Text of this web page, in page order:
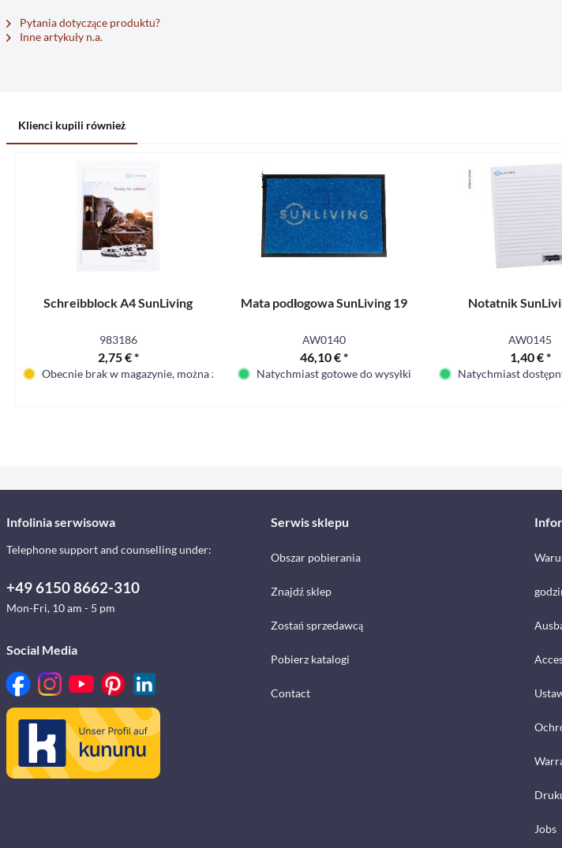
Pytania dotyczące produktu?
Inne artykuły n.a.
Klienci kupili również
Schreibblock A4 SunLiving
983186
2,75 € *
Obecnie brak w magazynie, można zamówić
Mata podłogowa SunLiving 19
AW0140
46,10 € *
Natychmiast gotowe do wysyłki
Notatnik
AW0145
1,40 € *
Natychmiast
Infolinia serwisowa
Telephone support and counselling under:
+49 6150 8662-310
Mon-Fri, 10 am - 5 pm
Social Media
Serwis sklepu
Obszar pobierania
Znajdź sklep
Zostań sprzedawcą
Pobierz katalogi
Contact
Jobs